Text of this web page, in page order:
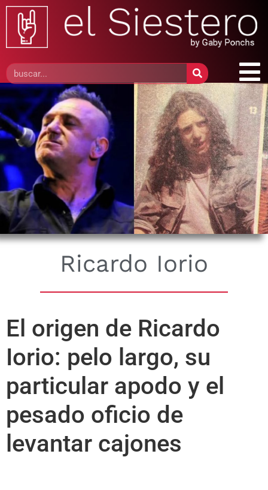
Ricardo Iorio
El origen de Ricardo
Iorio: pelo largo, su
particular apodo y el
pesado oficio de
levantar cajones